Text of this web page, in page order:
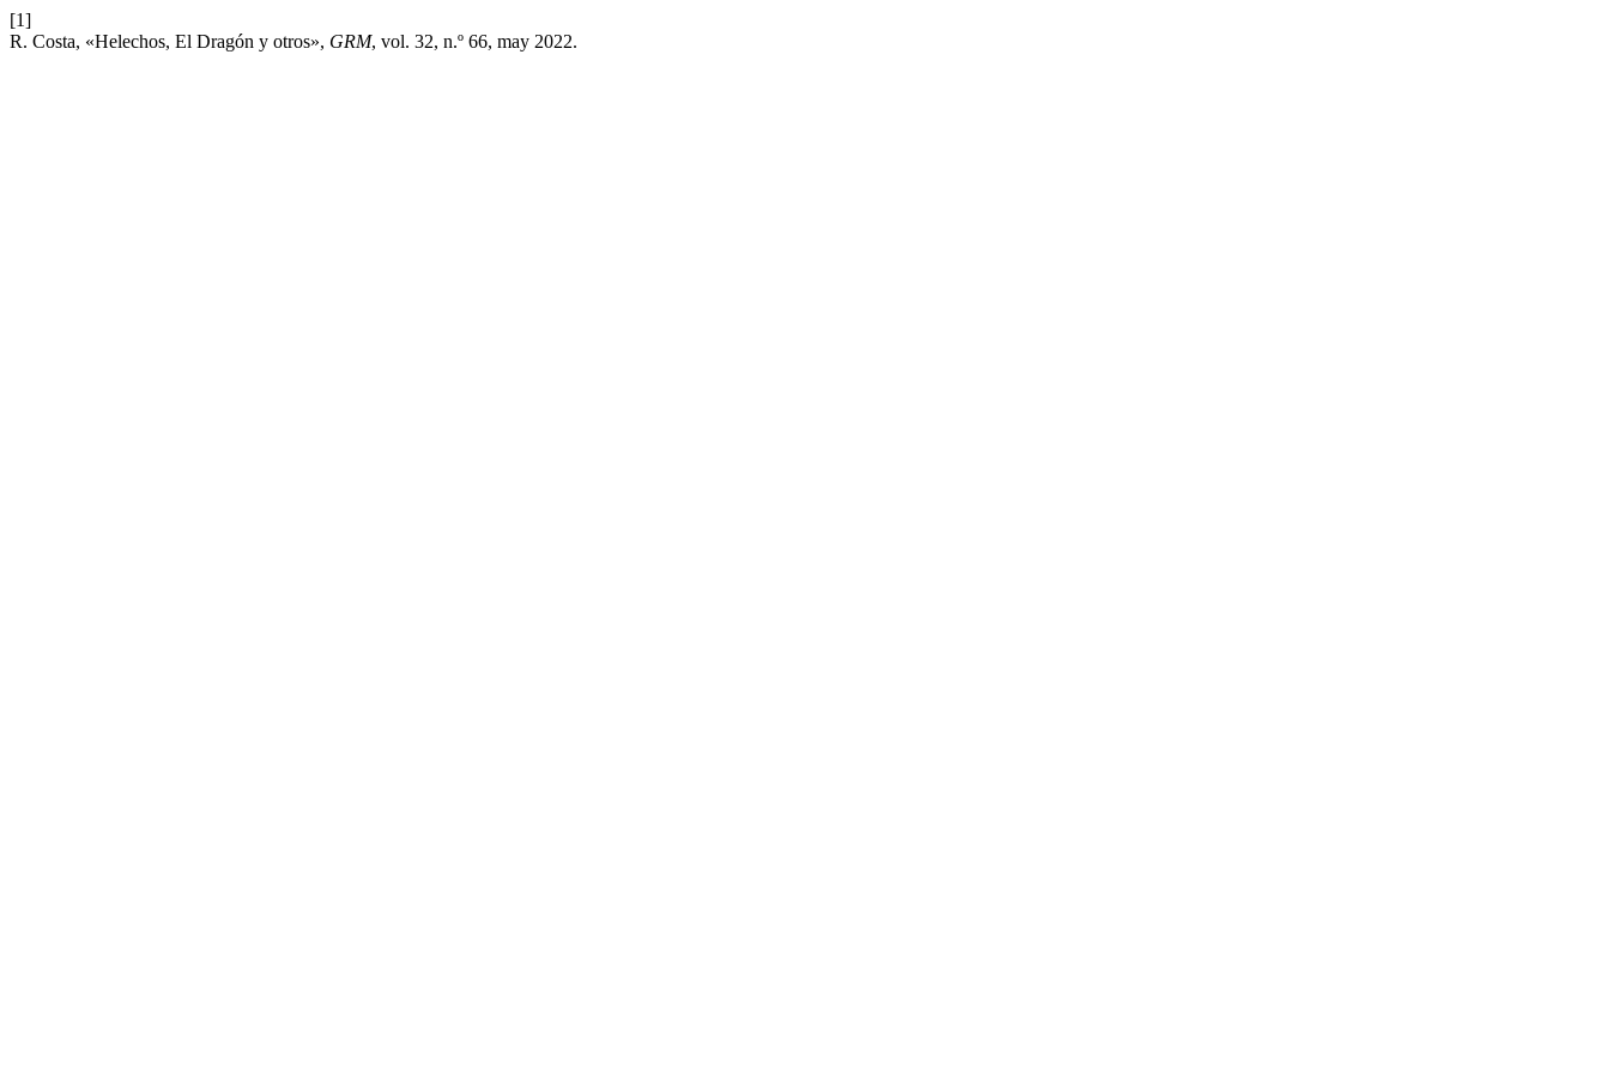
[1]
R. Costa, «Helechos, El Dragón y otros», GRM, vol. 32, n.º 66, may 2022.